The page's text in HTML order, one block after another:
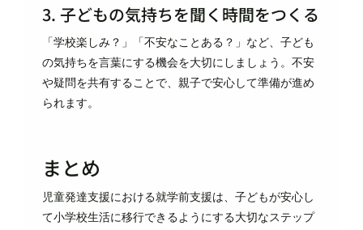
3. 子どもの気持ちを聞く時間をつくる
「学校楽しみ？」「不安なことある？」など、子ども
の気持ちを言葉にする機会を大切にしましょう。不安
や疑問を共有することで、親子で安心して準備が進め
られます。
まとめ
児童発達支援における就学前支援は、子どもが安心し
て小学校生活に移行できるようにする大切なステップ